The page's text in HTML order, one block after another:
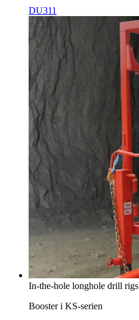
DU311
In-the-hole longhole drill rigs
Booster i KS-serien